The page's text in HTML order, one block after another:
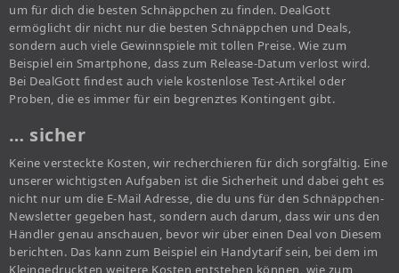
um für dich die besten Schnäppchen zu finden. DealGott
ermöglicht dir nicht nur die besten Schnäppchen und Deals,
sondern auch viele Gewinnspiele mit tollen Preise. Wie zum
Beispiel ein Smartphone, dass zum Release-Datum verlost wird.
Bei DealGott findest auch viele kostenlose Test-Artikel oder
Proben, die es immer für ein begrenztes Kontingent gibt.
… sicher
Keine versteckte Kosten, wir recherchieren für dich sorgfältig. Eine
unserer wichtigsten Aufgaben ist die Sicherheit und dabei geht es
nicht nur um die E-Mail Adresse, die du uns für den Schnäppchen-
Newsletter gegeben hast, sondern auch darum, dass wir uns den
Händler genau anschauen, bevor wir über einen Deal von Diesem
berichten. Das kann zum Beispiel ein Handytarif sein, bei dem im
Kleingedruckten weitere Kosten entstehen können, wie zum